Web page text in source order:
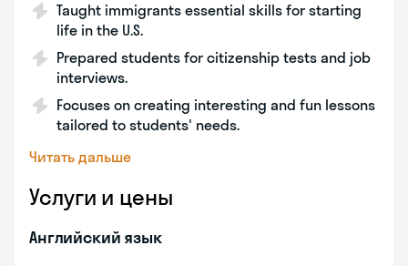
Taught immigrants essential skills for starting
life in the U.S.
Prepared students for citizenship tests and job
interviews.
Focuses on creating interesting and fun lessons
tailored to students' needs.
Читать дальше
Услуги и цены
Английский язык